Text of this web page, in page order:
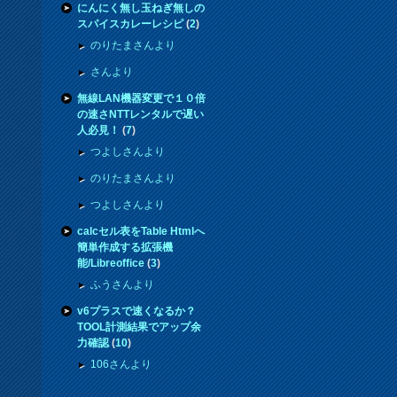
にんにく無し玉ねぎ無しの
スパイスカレーレシピ(2)
のりたまさんより
さんより
無線LAN機器変更で１０倍
の速さNTTレンタルで遅い
人必見！(7)
つよしさんより
のりたまさんより
つよしさんより
calcセル表をTable Htmlへ
簡単作成する拡張機
能/Libreoffice(3)
ふうさんより
v6プラスで速くなるか？
TOOL計測結果でアップ余
力確認(10)
106さんより